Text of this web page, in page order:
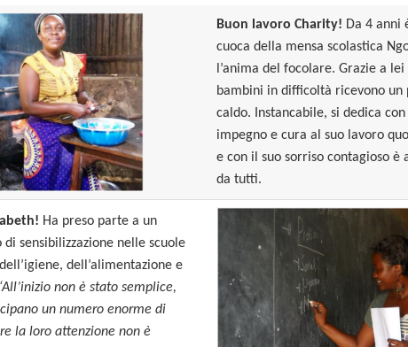
Buon lavoro Charity! Da 4 anni
cuoca della mensa scolastica
l’anima del focolare. Grazie a lei
bambini in difficoltà ricevono un
caldo. Instancabile, si dedica con
impegno e cura al suo lavoro
e con il suo sorriso contagioso è
da tutti.
Ha preso parte a un
sensibilizzazione nelle scuole
dell’alimentazione e
non è stato semplice,
un numero enorme di
la loro attenzione non è